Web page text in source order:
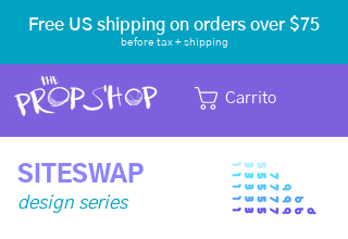
Free US shipping on orders over $75
before tax+ shipping
Carrito
SITESWAP
design series